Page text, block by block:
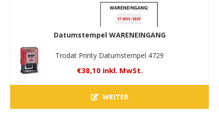
Datumstempel WARENEINGANG
Trodat Printy Datumstempel 4729
€38,10 inkl. MwSt.
WEITER